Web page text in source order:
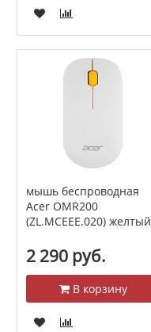
мышь беспроводная
Acer OMR200
(ZL.MCEEE.020) желтый
2 290 руб.
В корзину